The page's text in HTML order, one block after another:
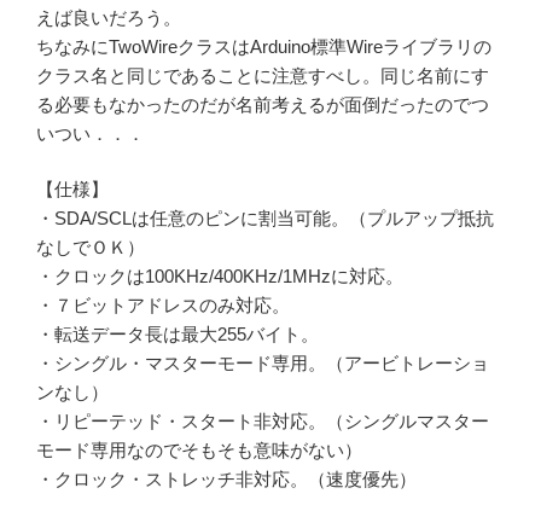
えば良いだろう。
ちなみにTwoWireクラスはArduino標準Wireライブラリの
クラス名と同じであることに注意すべし。同じ名前にす
る必要もなかったのだが名前考えるが面倒だったのでつ
いつい．．．
【仕様】
・SDA/SCLは任意のピンに割当可能。（プルアップ抵抗
なしでＯＫ）
・クロックは100KHz/400KHz/1MHzに対応。
・７ビットアドレスのみ対応。
・転送データ長は最大255バイト。
・シングル・マスターモード専用。（アービトレーショ
ンなし）
・リピーテッド・スタート非対応。（シングルマスター
モード専用なのでそもそも意味がない）
・クロック・ストレッチ非対応。（速度優先）